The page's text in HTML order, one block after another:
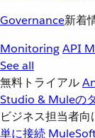
Governance新着
MonitoringAPI
See all
無料トライアル
Studio & Muleの
ビジネス担当者向
単に接続